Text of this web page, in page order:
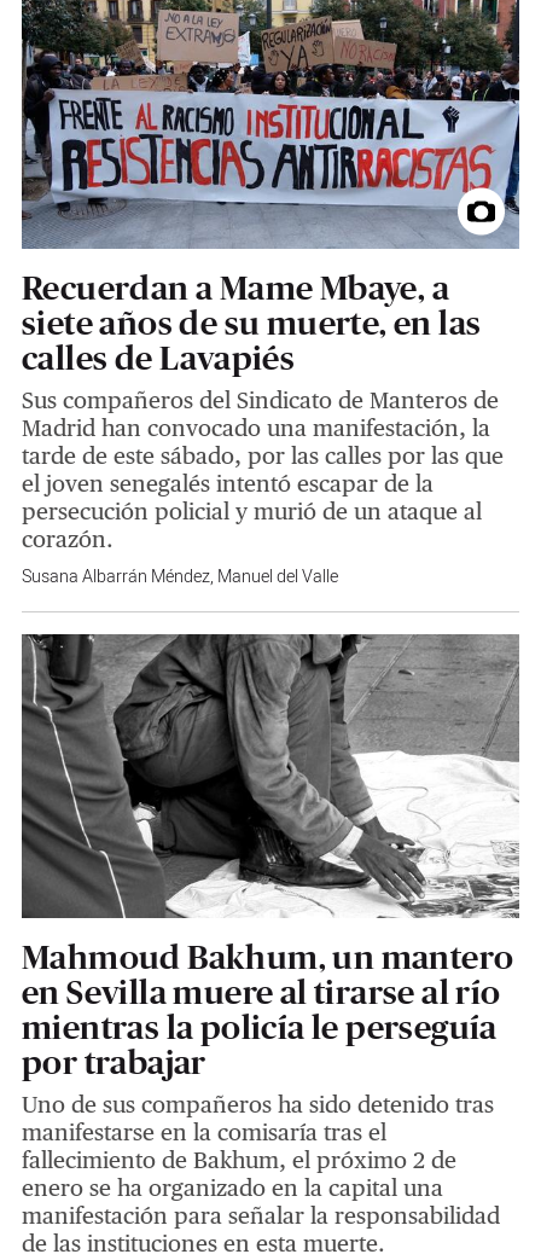
Recuerdan a Mame Mbaye, a
siete años de su muerte, en las
calles de Lavapiés
Sus compañeros del Sindicato de Manteros de
Madrid han convocado una manifestación, la
tarde de este sábado, por las calles por las que
el joven senegalés intentó escapar de la
persecución policial y murió de un ataque al
corazón.
Susana Albarrán Méndez, Manuel del Valle
Mahmoud Bakhum, un mantero
en Sevilla muere al tirarse al río
mientras la policía le perseguía
por trabajar
Uno de sus compañeros ha sido detenido tras
manifestarse en la comisaría tras el
fallecimiento de Bakhum, el próximo 2 de
enero se ha organizado en la capital una
manifestación para señalar la responsabilidad
de las instituciones en esta muerte.